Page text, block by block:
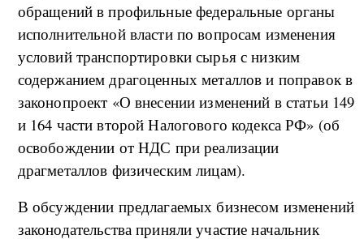
обращений в профильные федеральные органы
исполнительной власти по вопросам изменения
условий транспортировки сырья с низким
содержанием драгоценных металлов и поправок в
законопроект «О внесении изменений в статьи 149
и 164 части второй Налогового кодекса РФ» (об
освобождении от НДС при реализации
драгметаллов физическим лицам).
В обсуждении предлагаемых бизнесом изменений
законодательства приняли участие начальник